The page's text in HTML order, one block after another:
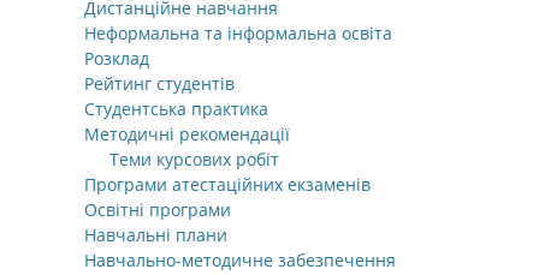
Дистанційне навчання
Неформальна та інформальна освіта
Розклад
Рейтинг студентів
Студентська практика
Методичні рекомендації
Теми курсових робіт
Програми атестаційних екзаменів
Освітні програми
Навчальні плани
Навчально-методичне забезпечення